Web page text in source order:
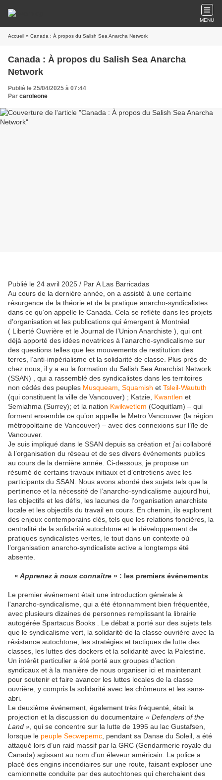
MENU
Accueil » Canada : À propos du Salish Sea Anarcha Network
Canada : À propos du Salish Sea Anarcha
Network
Publié le 25/04/2025 à 07:44
Par caroleone
Publié le 24 avril 2025 / Par A Las Barricadas
Au cours de la dernière année, on a assisté à une certaine
résurgence de la théorie et de la pratique anarcho-syndicalistes
dans ce qu’on appelle le Canada. Cela se reflète dans les projets
d’organisation et les publications qui émergent à Montréal
( Liberté Ouvrière et le Journal de l’Union Anarchiste ), qui ont
déjà apporté des idées novatrices à l’anarcho-syndicalisme sur
des questions telles que les mouvements de restitution des
terres, l’anti-impérialisme et la solidarité de classe. Plus près de
chez nous, il y a eu la formation du Salish Sea Anarchist Network
(SSAN) , qui a rassemblé des syndicalistes dans les territoires
non cédés des peuples Musqueam Squamish et Tsleil-Waututh
(qui constituent la ville de Vancouver) ; Katzie, Kwantlen et
Semiahma (Surrey); et la nation Kwikwetlem (Coquitlam) – qui
forment ensemble ce qu’on appelle le Metro Vancouver (la région
métropolitaine de Vancouver) – avec des connexions sur l’île de
Vancouver.
Je suis impliqué dans le SSAN depuis sa création et j’ai collaboré
à l’organisation du réseau et de ses divers événements publics
au cours de la dernière année. Ci-dessous, je propose un
résumé de certains travaux initiaux et d’entretiens avec les
participants du SSAN. Nous avons abordé des sujets tels que la
pertinence et la nécessité de l’anarcho-syndicalisme aujourd’hui,
les objectifs et les défis, les lacunes de l’organisation anarchiste
locale et les objectifs du travail en cours. En chemin, ils explorent
des enjeux contemporains clés, tels que les relations foncières, la
centralité de la solidarité autochtone et le développement de
pratiques syndicalistes vertes, le tout dans un contexte où
l’organisation anarcho-syndicaliste active a longtemps été
absente.
« Apprenez à nous connaître » : les premiers événements
Le premier événement était une introduction générale à
l'anarcho-syndicalisme, qui a été étonnamment bien fréquentée,
avec plusieurs dizaines de personnes remplissant la librairie
autogérée Spartacus Books . Le débat a porté sur des sujets tels
que le syndicalisme vert, la solidarité de la classe ouvrière avec la
résistance autochtone, les stratégies et tactiques de lutte des
classes, les luttes des dockers et la solidarité avec la Palestine.
Un intérêt particulier a été porté aux groupes d’action
syndicaux et à la manière de nous organiser ici et maintenant
pour soutenir et faire avancer les luttes locales de la classe
ouvrière, y compris la solidarité avec les chômeurs et les sans-
abri.
Le deuxième événement, également très fréquenté, était la
projection et la discussion du documentaire « Defenders of the
Land » , qui se concentre sur la lutte de 1995 au lac Gustafsen,
lorsque le peuple Secwepemc , pendant sa Danse du Soleil, a été
attaqué lors d’un raid massif par la GRC (Gendarmerie royale du
Canada) agissant au nom d’un éleveur américain. La police a
placé des engins incendiaires sur une route, faisant exploser une
camionnette conduite par des autochtones qui cherchaient des